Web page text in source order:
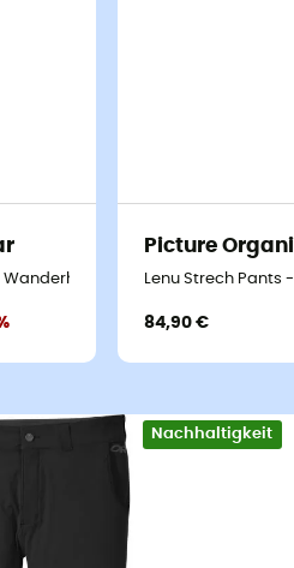
- Herren
Picture
Lenu Strech Pants
84,90 €
Nachhaltigkeit